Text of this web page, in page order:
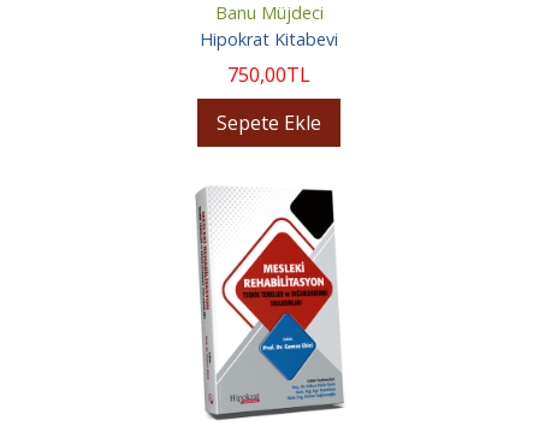
Banu Müjdeci
Hipokrat Kitabevi
750,00TL
Sepete Ekle